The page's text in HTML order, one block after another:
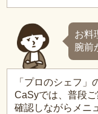
お料
腕前
「プロのシェフ」
CaSyでは、普段
確認しながらメニ